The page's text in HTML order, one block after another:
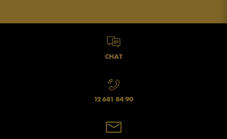
CHAT
12 681 84 90